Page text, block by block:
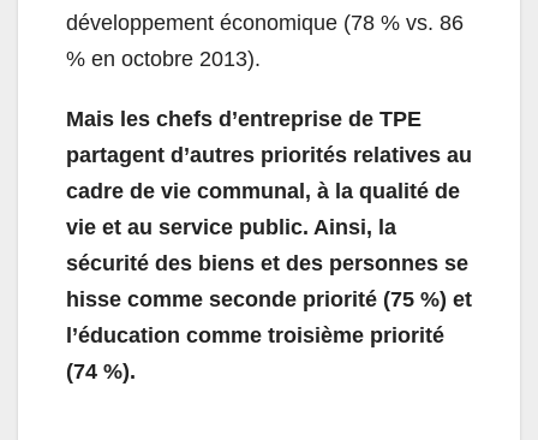
développement économique (78 % vs. 86
% en octobre 2013).
Mais les chefs d’entreprise de TPE
partagent d’autres priorités relatives au
cadre de vie communal, à la qualité de
vie et au service public. Ainsi, la
sécurité des biens et des personnes se
hisse comme seconde priorité (75 %) et
l’éducation comme troisième priorité
(74 %).